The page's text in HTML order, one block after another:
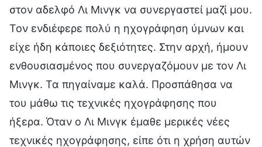
στον αδελφό Λι Μινγκ να συνεργαστεί μαζί μου.
Τον ενδιέφερε πολύ η ηχογράφηση ύμνων και
είχε ήδη κάποιες δεξιότητες. Στην αρχή, ήμουν
ενθουσιασμένος που συνεργαζόμουν με τον Λι
Μινγκ. Τα πηγαίναμε καλά. Προσπάθησα να
του μάθω τις τεχνικές ηχογράφησης που
ήξερα. Όταν ο Λι Μινγκ έμαθε μερικές νέες
τεχνικές ηχογράφησης, είπε ότι η χρήση αυτών